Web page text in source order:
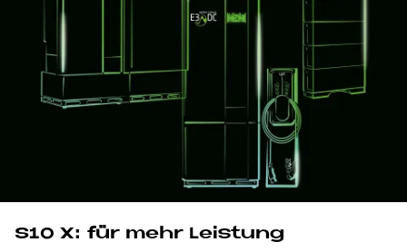
S10 X: für mehr Lei­stung